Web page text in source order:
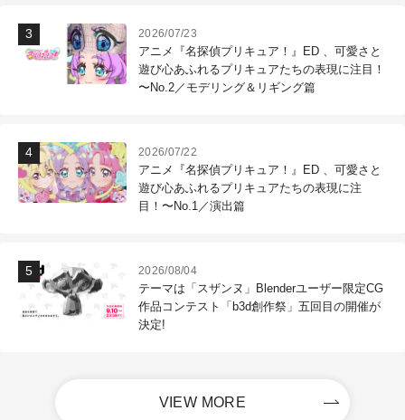
2026/07/23
アニメ『名探偵プリキュア！』ED 、可愛さと
遊び心あふれるプリキュアたちの表現に注目！
〜No.2／モデリング＆リギング篇
2026/07/22
アニメ『名探偵プリキュア！』ED 、可愛さと
遊び心あふれるプリキュアたちの表現に注
目！〜No.1／演出篇
2026/08/04
テーマは「スザンヌ」Blenderユーザー限定CG
作品コンテスト「b3d創作祭」五回目の開催が
決定!
VIEW MORE